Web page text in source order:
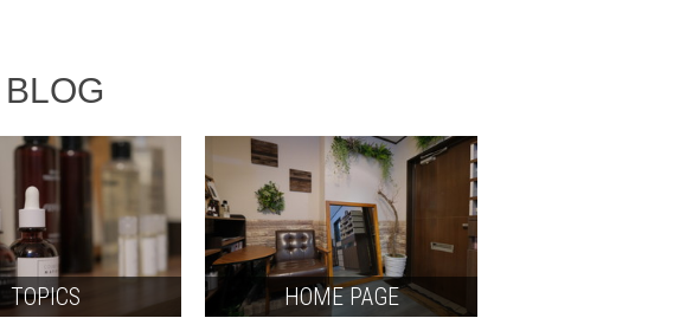
TOPICS HOME PAGE